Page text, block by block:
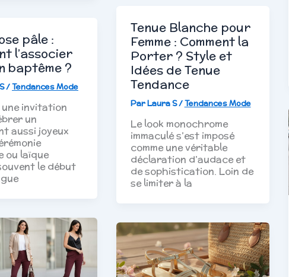
Tenue Blanche pour
Femme : Comment la
Porter ? Style et
Idées de Tenue
Tendance
ParLaura S/Tendances Mode
Le look monochrome
immaculé s’est imposé
comme une véritable
déclaration d’audace et
de sophistication. Loin de
se limiter à la
pâle :
l’associer
baptême ?
/Tendances Mode
une invitation
un
aussi joyeux
ou laïque
le début